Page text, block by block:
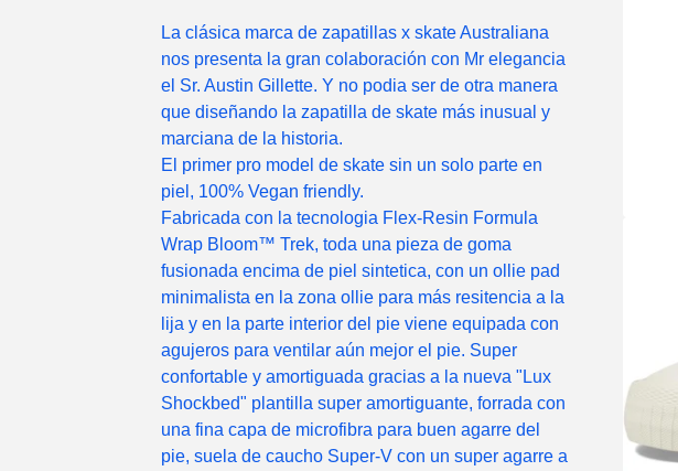
La clásica marca de zapatillas x skate Australiana
nos presenta la gran colaboración con Mr elegancia
el Sr. Austin Gillette. Y no podia ser de otra manera
que diseñando la zapatilla de skate más inusual y
marciana de la historia.
El primer pro model de skate sin un solo parte en
piel, 100% Vegan friendly.
Fabricada con la tecnologia Flex-Resin Formula
Wrap Bloom™ Trek, toda una pieza de goma
fusionada encima de piel sintetica, con un ollie pad
minimalista en la zona ollie para más resitencia a la
lija y en la parte interior del pie viene equipada con
agujeros para ventilar aún mejor el pie. Super
confortable y amortiguada gracias a la nueva "Lux
Shockbed" plantilla super amortiguante, forrada con
una fina capa de microfibra para buen agarre del
pie, suela de caucho Super-V con un super agarre a